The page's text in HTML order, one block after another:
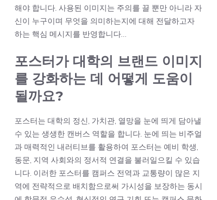
해야 합니다. 사용된 이미지는 주의를 끌 뿐만 아니라 자
신이 누구이며 무엇을 의미하는지에 대해 전달하고자
하는 핵심 메시지를 반영합니다…
포스터가 대학의 브랜드 이미지
를 강화하는 데 어떻게 도움이
될까요?
포스터는 대학의 정신, 가치관, 열망을 눈에 띄게 담아낼
수 있는 생생한 캔버스 역할을 합니다. 눈에 띄는 비주얼
과 매력적인 내러티브를 활용하여 포스터는 예비 학생,
동문, 지역 사회와의 정서적 연결을 불러일으킬 수 있습
니다. 이러한 포스터를 캠퍼스 전역과 교통량이 많은 지
역에 전략적으로 배치함으로써 가시성을 보장하는 동시